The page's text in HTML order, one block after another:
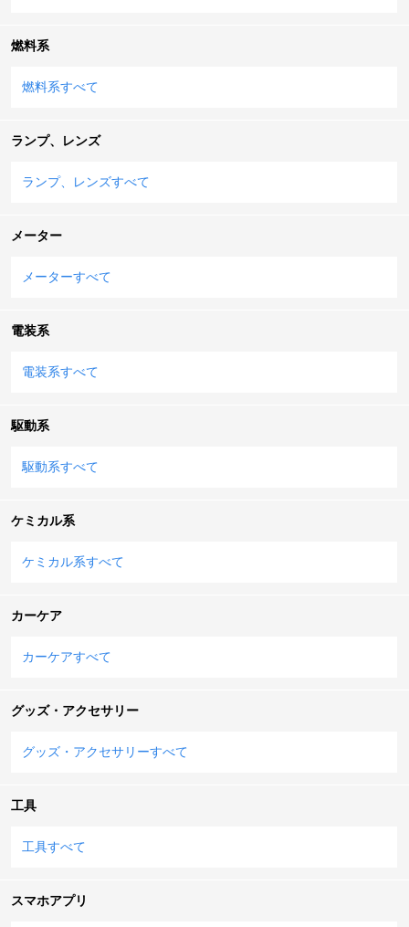
燃料系
燃料系すべて
ランプ、レンズ
ランプ、レンズすべて
メーター
メーターすべて
電装系
電装系すべて
駆動系
駆動系すべて
ケミカル系
ケミカル系すべて
カーケア
カーケアすべて
グッズ・アクセサリー
グッズ・アクセサリーすべて
工具
工具すべて
スマホアプリ